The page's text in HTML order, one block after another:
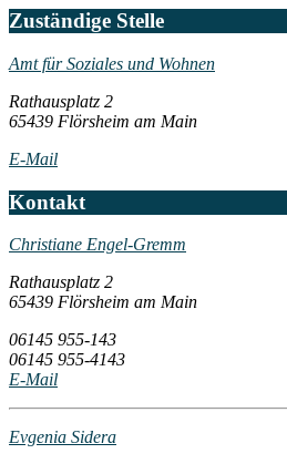
Zuständige Stelle
Amt für Soziales und Wohnen
Rathausplatz 2
65439 Flörsheim am Main
E-Mail
Kontakt
Christiane Engel-Gremm
Rathausplatz 2
65439 Flörsheim am Main
06145 955-143
06145 955-4143
E-Mail
Evgenia Sidera